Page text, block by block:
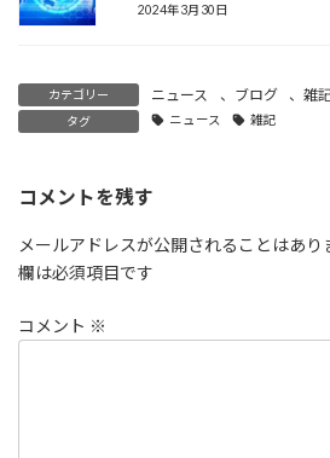
2024年3月30日
カテゴリー ニュース 、 ブログ 、雑
タグ ニュース 雑記
コメントを残す
メールアドレスが公開されることはあり
欄は必須項目です
コメント ※